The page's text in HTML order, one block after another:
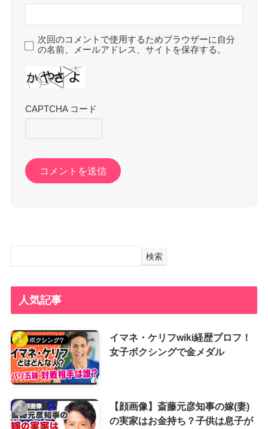
次回のコメントで使用するためブラウザーに自分
の名前、メールアドレス、サイトを保存する。
CAPTCHA コード
検索
人気記事
イマネ・ケリフwiki経歴プロフ！
女子ボクシングで金メダル
【顔画像】斎藤元彦知事の嫁(妻)
の実家はお金持ち？子供は息子が